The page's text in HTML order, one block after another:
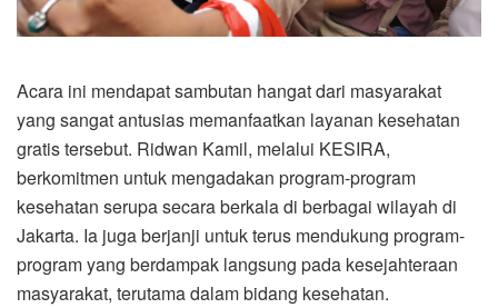
Acara ini mendapat sambutan hangat dari masyarakat
yang sangat antusias memanfaatkan layanan kesehatan
gratis tersebut. Ridwan Kamil, melalui KESIRA,
berkomitmen untuk mengadakan program-program
kesehatan serupa secara berkala di berbagai wilayah di
Jakarta. Ia juga berjanji untuk terus mendukung program-
program yang berdampak langsung pada kesejahteraan
masyarakat, terutama dalam bidang kesehatan.